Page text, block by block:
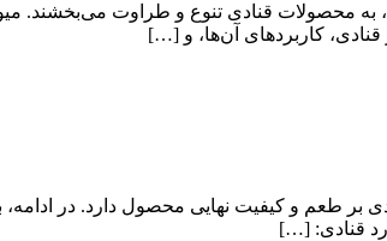
محصولات قنادی تنوع و طراوت می‌بخشند.
کاربردهای آن‌ها، و […]
قنادی: […]